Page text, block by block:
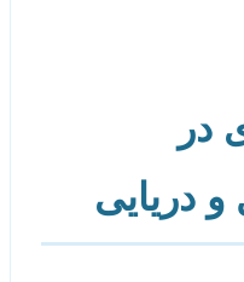
در
دریایی